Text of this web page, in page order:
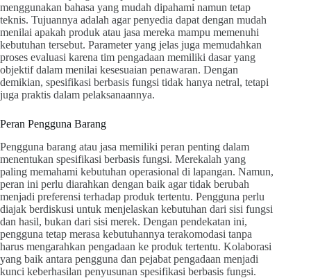
menggunakan bahasa yang mudah dipahami namun tetap
teknis. Tujuannya adalah agar penyedia dapat dengan mudah
menilai apakah produk atau jasa mereka mampu memenuhi
kebutuhan tersebut. Parameter yang jelas juga memudahkan
proses evaluasi karena tim pengadaan memiliki dasar yang
objektif dalam menilai kesesuaian penawaran. Dengan
demikian, spesifikasi berbasis fungsi tidak hanya netral, tetapi
juga praktis dalam pelaksanaannya.
Peran Pengguna Barang
Pengguna barang atau jasa memiliki peran penting dalam
menentukan spesifikasi berbasis fungsi. Merekalah yang
paling memahami kebutuhan operasional di lapangan. Namun,
peran ini perlu diarahkan dengan baik agar tidak berubah
menjadi preferensi terhadap produk tertentu. Pengguna perlu
diajak berdiskusi untuk menjelaskan kebutuhan dari sisi fungsi
dan hasil, bukan dari sisi merek. Dengan pendekatan ini,
pengguna tetap merasa kebutuhannya terakomodasi tanpa
harus mengarahkan pengadaan ke produk tertentu. Kolaborasi
yang baik antara pengguna dan pejabat pengadaan menjadi
kunci keberhasilan penyusunan spesifikasi berbasis fungsi.